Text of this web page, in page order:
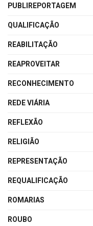
PUBLIREPORTAGEM
QUALIFICAÇÃO
REABILITAÇÃO
REAPROVEITAR
RECONHECIMENTO
REDE VIÁRIA
REFLEXÃO
RELIGIÃO
REPRESENTAÇÃO
REQUALIFICAÇÃO
ROMARIAS
ROUBO